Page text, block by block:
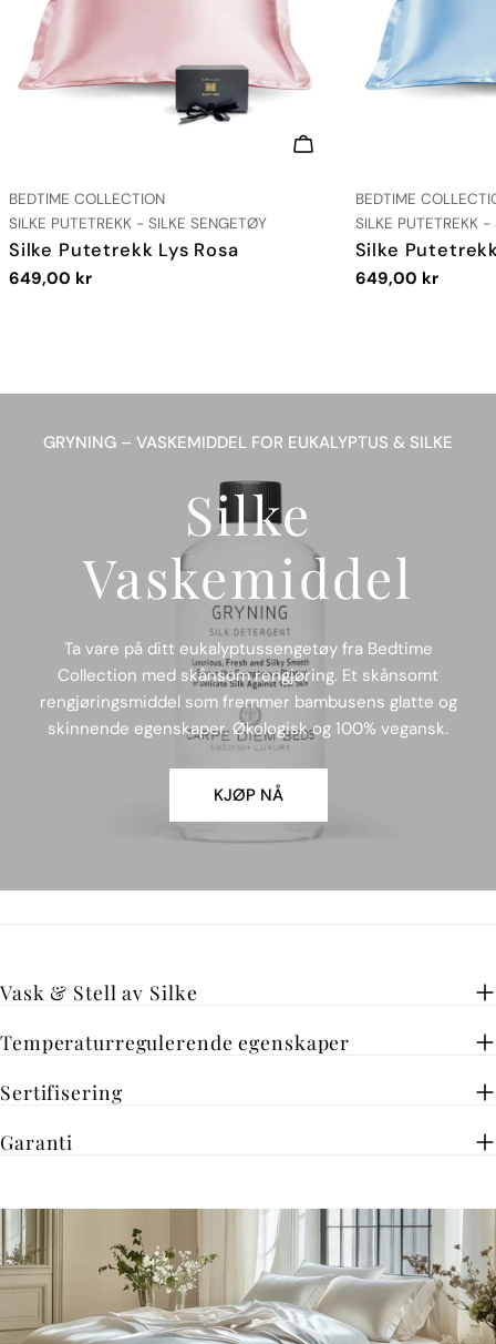
VELG ALTERNATIVER
LEVERANDØR:
BEDTIME COLLECTION
TYPE:
SILKE PUTETREKK - SILKE SENGETØY
Silke Putetrekk Lys Rosa
Vanlig
649,00 kr
LEVERANDØR:
BEDTIME
TYPE:
SILKE PUTETREKK
Silke
Vanlig
649,00 kr
GRYNING – VASKEMIDDEL FOR EUKALYPTUS & SILKE
Silke
Vaskemiddel
Ta vare på ditt eukalyptussengetøy fra Bedtime
Collection med skånsom rengjøring. Et skånsomt
rengjøringsmiddel som fremmer bambusens glatte og
skinnende egenskaper. Økologisk og 100% vegansk.
KJØP NÅ
Vask & Stell av Silke
Temperaturregulerende egenskaper
Sertifisering
Garanti